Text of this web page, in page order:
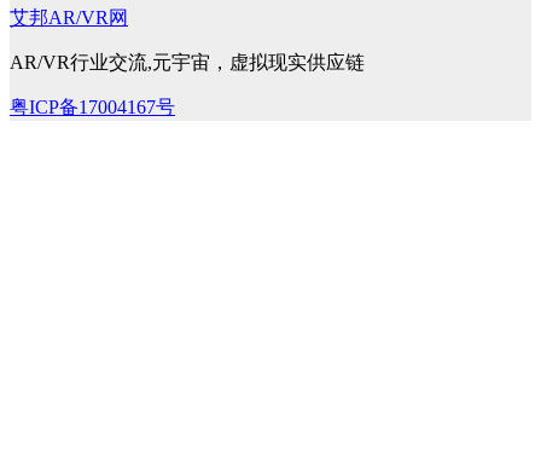
艾邦AR/VR网
AR/VR行业交流,元宇宙，虚拟现实供应链
粤ICP备17004167号